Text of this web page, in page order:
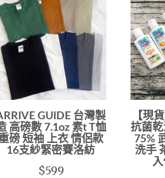
GUIDE 台灣製
高磅數 7.1oz 素t T恤
磅 短袖 上衣 情侶款
16支紗緊密賽洛紡
$599
【現
抗菌
75%
洗手